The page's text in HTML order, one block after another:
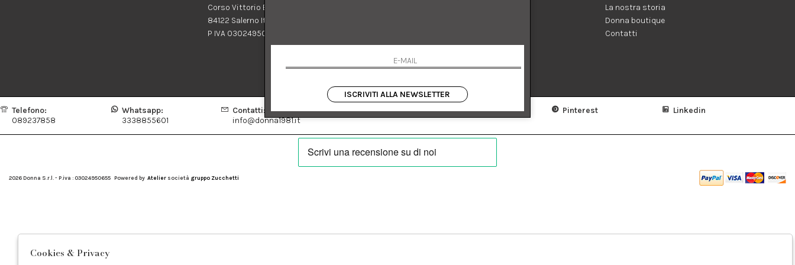
Corso Vittorio Emanuele 182
84122 Salerno Italia
P IVA 03024950655
Termini e condizioni
Condizioni di vendita
Spedizione
La nostra storia
Donna boutique
Contatti
Telefono:
089237858
Whatsapp:
3338855601
Contatti:
info@donna1981.it
Facebook Instagram Pinterest Linkedin
2026 Donna S.r.l. - P.iva : 03024950655 Powered by Atelier società gruppo Zucchetti
ISCRIVITI ALLA NEWSLETTER
Cookies & Privacy